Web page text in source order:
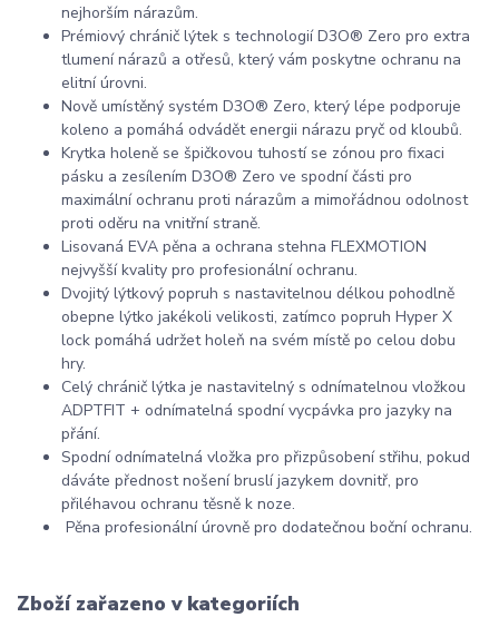
nejhorším nárazům.
Prémiový chránič lýtek s technologií D3O® Zero pro extra
tlumení nárazů a otřesů, který vám poskytne ochranu na
elitní úrovni.
Nově umístěný systém D3O® Zero, který lépe podporuje
koleno a pomáhá odvádět energii nárazu pryč od kloubů.
Krytka holeně se špičkovou tuhostí se zónou pro fixaci
pásku a zesílením D3O® Zero ve spodní části pro
maximální ochranu proti nárazům a mimořádnou odolnost
proti oděru na vnitřní straně.
Lisovaná EVA pěna a ochrana stehna FLEXMOTION
nejvyšší kvality pro profesionální ochranu.
Dvojitý lýtkový popruh s nastavitelnou délkou pohodlně
obepne lýtko jakékoli velikosti, zatímco popruh Hyper X
lock pomáhá udržet holeň na svém místě po celou dobu
hry.
Celý chránič lýtka je nastavitelný s odnímatelnou vložkou
ADPTFIT + odnímatelná spodní vycpávka pro jazyky na
přání.
Spodní odnímatelná vložka pro přizpůsobení střihu, pokud
dáváte přednost nošení bruslí jazykem dovnitř, pro
přiléhavou ochranu těsně k noze.
Pěna profesionální úrovně pro dodatečnou boční ochranu.
Zboží zařazeno v kategoriích